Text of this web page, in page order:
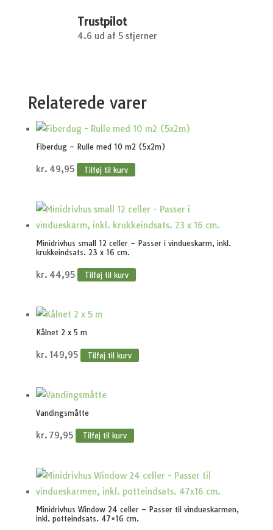
Trustpilot
4.6 ud af 5 stjerner
Relaterede varer
Fiberdug – Rulle med 10 m2 (5x2m)
kr. 49,95 Tilføj til kurv
Minidrivhus small 12 celler – Passer i vindueskarm, inkl.
krukkeindsats. 23 x 16 cm.
kr. 44,95 Tilføj til kurv
Kålnet 2 x 5 m
kr. 149,95 Tilføj til kurv
Vandingsmåtte
kr. 79,95 Tilføj til kurv
Minidrivhus Window 24 celler – Passer til vindueskarmen,
inkl. potteindsats. 47×16 cm.